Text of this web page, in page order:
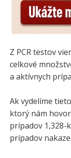
Z PCR testov
celkové
a aktívnych
Ak vydelíme
ktorý nám
prípadov 1,328-
prípadov